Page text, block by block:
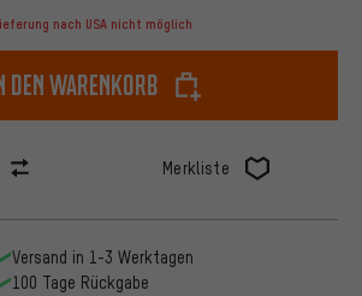
nach USA nicht möglich
den Warenkorb
Merkliste
Versand in 1-3 Werktagen
100 Tage Rückgabe